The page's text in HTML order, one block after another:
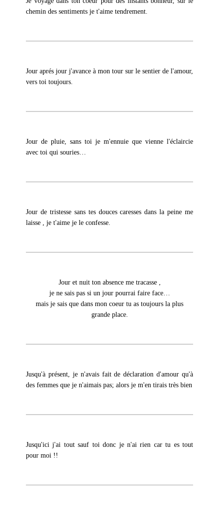
chemin des sentiments je t'aime tendrement.
Jour aprés jour j'avance à mon tour sur le sentier de l'amour,
vers toi toujours.
Jour de pluie, sans toi je m'ennuie que vienne l'éclaircie
avec toi qui souries…
Jour de tristesse sans tes douces caresses dans la peine me
laisse , je t'aime je le confesse.
Jour et nuit ton absence me tracasse ,
je ne sais pas si un jour pourrai faire face…
mais je sais que dans mon coeur tu as toujours la plus
grande place.
Jusqu'à présent, je n'avais fait de déclaration d'amour qu'à
des femmes que je n'aimais pas; alors je m'en tirais très bien
Jusqu'ici j'ai tout sauf toi donc je n'ai rien car tu es tout
pour moi !!